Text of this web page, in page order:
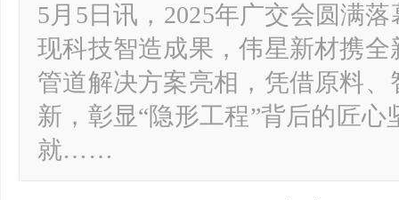
5月5日讯，2025年广交会圆满
现科技智造成果，伟星新材携
管道解决方案亮相，凭借原料
新，彰显“隐形工程”背后的匠
就……